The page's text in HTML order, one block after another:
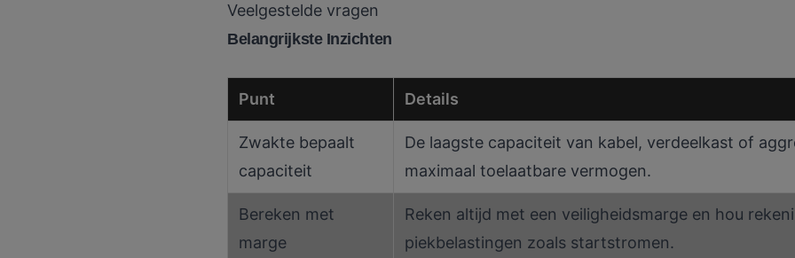
Veelgestelde vragen
Belangrijkste Inzichten
Punt Details
Zwakte bepaalt
capaciteit
De laagste capaciteit van kabel, verdeelkast of
maximaal toelaatbare vermogen.
Bereken met
marge
Reken altijd met een veiligheidsmarge en hou
piekbelastingen zoals startstromen.